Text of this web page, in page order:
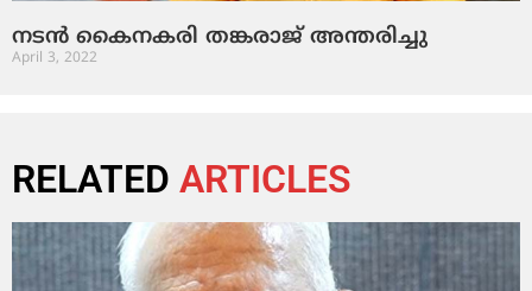
നടന്‍ കൈനകരി തങ്കരാജ് അന്തരിച്ചു
April 3, 2022
RELATED ARTICLES